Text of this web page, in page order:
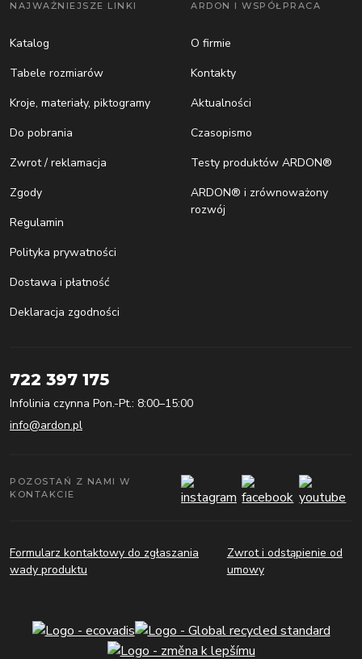
NAJWAŻNIEJSZE LINKI
Katalog
Tabele rozmiarów
Kroje, materiały, piktogramy
Do pobrania
Zwrot / reklamacja
Zgody
Regulamin
Polityka prywatności
Dostawa i płatność
Deklaracja zgodności
ARDON I WSPÓŁPRACA
O firmie
Kontakty
Aktualności
Czasopismo
Testy produktów ARDON®
ARDON® i zrównoważony
rozwój
722 397 175
Infolinia czynna Pon.-Pt.: 8:00–15:00
info@ardon.pl
POZOSTAŃ Z NAMI W
KONTAKCIE
Formularz kontaktowy do zgłaszania
wady produktu
Zwrot i odstąpienie od
umowy